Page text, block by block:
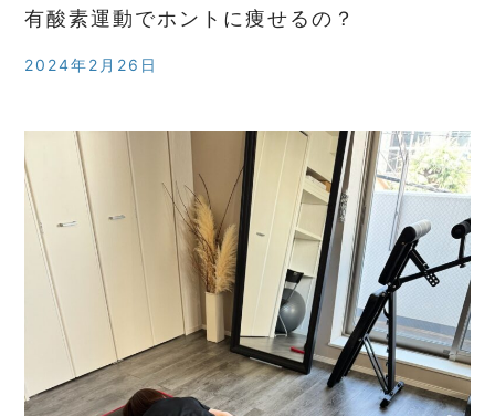
有酸素運動でホントに痩せるの？
2024年2月26日